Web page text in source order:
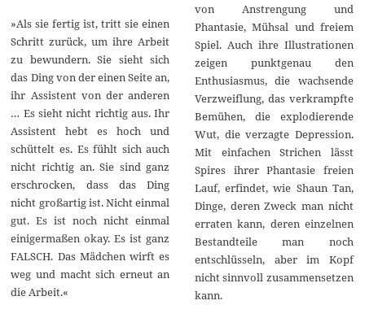
»Als sie fertig ist, tritt sie einen
Schritt zurück, um ihre Arbeit
zu bewundern. Sie sieht sich
das Ding von der einen Seite an,
ihr Assistent von der anderen
… Es sieht nicht richtig aus. Ihr
Assistent hebt es hoch und
schüttelt es. Es fühlt sich auch
nicht richtig an. Sie sind ganz
erschrocken, dass das Ding
nicht großartig ist. Nicht einmal
gut. Es ist noch nicht einmal
einigermaßen okay. Es ist ganz
FALSCH. Das Mädchen wirft es
weg und macht sich erneut an
die Arbeit.«
von Anstrengung und
Phantasie, Mühsal und freiem
Spiel. Auch ihre Illustrationen
zeigen punktgenau den
Enthusiasmus, die wachsende
Verzweiflung, das verkrampfte
Bemühen, die explodierende
Wut, die verzagte Depression.
Mit einfachen Strichen lässt
Spires ihrer Phantasie freien
Lauf, erfindet, wie Shaun Tan,
Dinge, deren Zweck man nicht
erraten kann, deren einzelnen
Bestandteile man noch
entschlüsseln, aber im Kopf
nicht sinnvoll zusammensetzen
kann.